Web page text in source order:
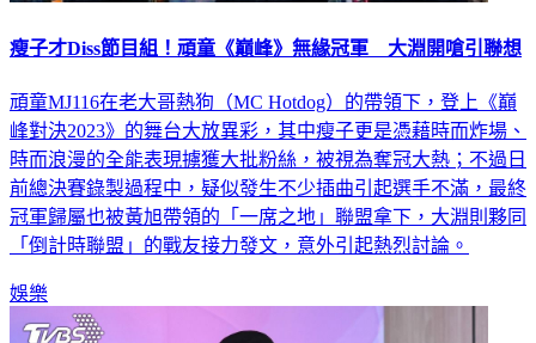
瘦子才Diss節目組！頑童《巔峰》無緣冠軍 大淵開嗆引聯想
頑童MJ116在老大哥熱狗（MC Hotdog）的帶領下，登上《巔
峰對決2023》的舞台大放異彩，其中瘦子更是憑藉時而炸場、
時而浪漫的全能表現擄獲大批粉絲，被視為奪冠大熱；不過日
前總決賽錄製過程中，疑似發生不少插曲引起選手不滿，最終
冠軍歸屬也被黃旭帶領的「一席之地」聯盟拿下，大淵則夥同
「倒計時聯盟」的戰友接力發文，意外引起熱烈討論。
娛樂